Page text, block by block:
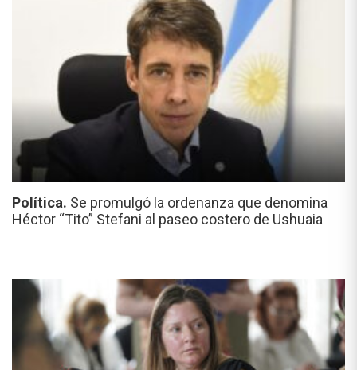
Política. Se promulgó la ordenanza que denomina
Héctor “Tito” Stefani al paseo costero de Ushuaia